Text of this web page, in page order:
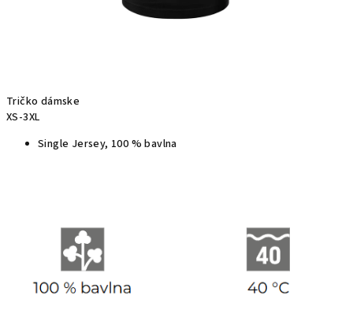
Tričko dámske
XS-3XL
Single Jersey, 100 % bavlna